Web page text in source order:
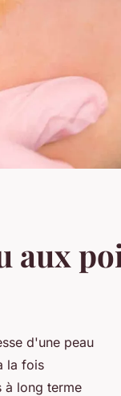
aux
d'une peau
la fois
à long terme